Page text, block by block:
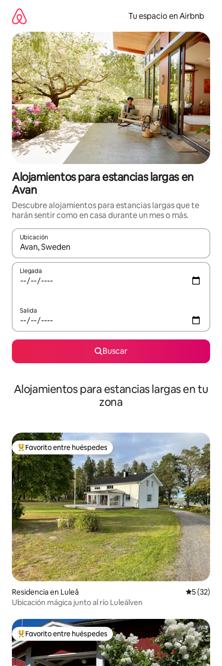
contenido
Tu espacio en Airbnb
Alojamientos para estancias largas en
Avan
Descubre alojamientos para estancias largas que te
harán sentir como en casa durante un mes o más.
Ubicación
Cuando los resultados estén disponibles, podrás navegar
Llegada
Salida
Buscar
Alojamientos para estancias largas en tu
zona
De los mejores en Favorito entre huéspedes
Favorito entre huéspedes
Residencia en Luleå
5 (32)
Ubicación mágica junto al río Luleälven
De los mejores en Favorito entre huéspedes
Favorito entre huéspedes